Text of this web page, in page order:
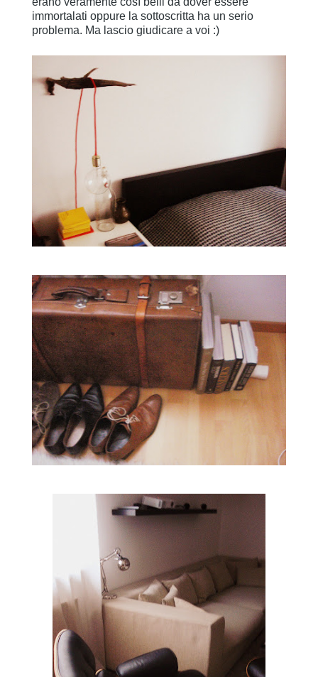
immortalati oppure la sottoscritta ha un serio
problema. Ma lascio giudicare a voi :)